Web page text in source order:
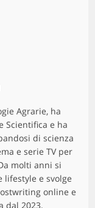
Agrarie, ha
Scientifica e ha
di scienza
e serie TV per
molti anni si
lifestyle e svolge
online e
dal 2023.